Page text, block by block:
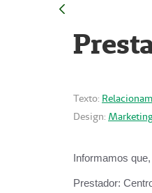
Texto:
Design:
Informamos
Prestador: